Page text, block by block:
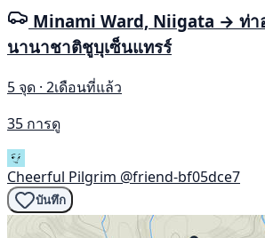
Minami Ward, Niigata → ท่า
นานาชาติชูบุเซ็นแทรร์
5 จุด · 2เดือนที่แล้ว
35 การดู
Cheerful Pilgrim @friend-bf05dce7
บันทึก